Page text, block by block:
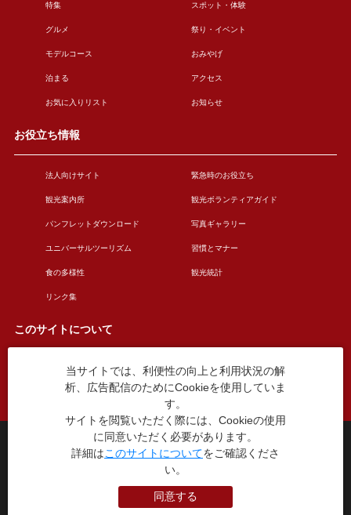
特集 スポット・体験
グルメ 祭り・イベント
モデルコース おみやげ
泊まる アクセス
お気に入りリスト お知らせ
お役立ち情報
法人向けサイト 緊急時のお役立ち
観光案内所 観光ボランティアガイド
パンフレットダウンロード 写真ギャラリー
ユニバーサルツーリズム 習慣とマナー
食の多様性 観光統計
リンク集
このサイトについて
このサイトについて 広告掲載について
お問い合わせ
台東区役所観光課
〒110-8615 東京都台東区東上野4丁目5番6号
TEL：03-5246-1151
本WEBサイトに掲就されている全データについて無断転載・引用を禁じます。
当サイトでは、利便性の向上と利用状況の解
析、広告配信のためにCookieを使用していま
す。
サイトを閲覧いただく際には、Cookieの使用
に同意いただく必要があります。
詳細はこのサイトについてをご確認くださ
い。
同意する